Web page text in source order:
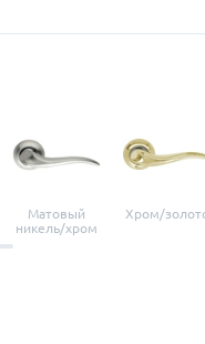
Матовый
никель/хром
Хром/